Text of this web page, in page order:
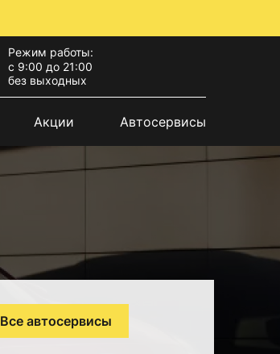
Режим работы:
с 9:00 до 21:00
без выходных
Акции Автосервисы
Все автосервисы